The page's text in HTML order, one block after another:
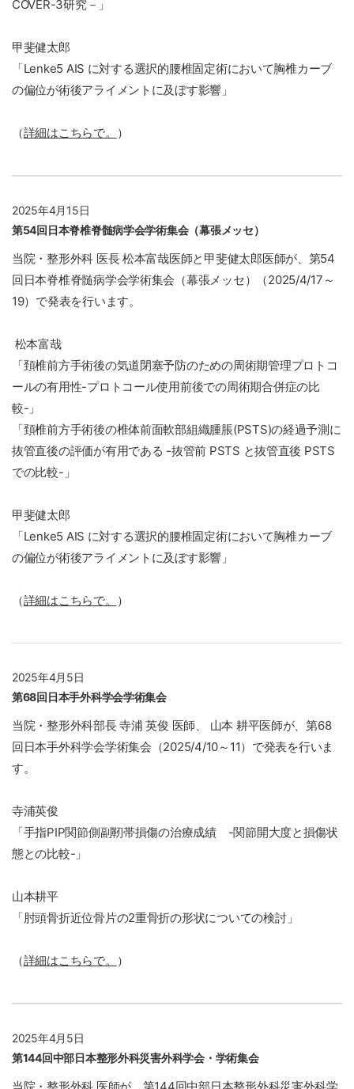
COVER-3研究－」
甲斐健太郎
「Lenke5 AIS に対する選択的腰椎固定術において胸椎カーブ
の偏位が術後アライメントに及ぼす影響」
（詳細はこちらで。 ）
2025年4月15日
第54回日本脊椎脊髄病学会学術集会（幕張メッセ）
当院・整形外科 医長 松本富哉医師と甲斐健太郎医師が、第54
回日本脊椎脊髄病学会学術集会（幕張メッセ）（2025/4/17～
19）で発表を行います。
松本富哉
「頚椎前方手術後の気道閉塞予防のための周術期管理プロトコ
ールの有用性-プロトコール使用前後での周術期合併症の比
較-」
「頚椎前方手術後の椎体前面軟部組織腫脹(PSTS)の経過予測に
抜管直後の評価が有用である -抜管前 PSTS と抜管直後 PSTS
での比較-」
甲斐健太郎
「Lenke5 AIS に対する選択的腰椎固定術において胸椎カーブ
の偏位が術後アライメントに及ぼす影響」
（詳細はこちらで。 ）
2025年4月5日
第68回日本手外科学会学術集会
当院・整形外科部長 寺浦 英俊 医師、 山本 耕平医師が、第68
回日本手外科学会学術集会（2025/4/10～11）で発表を行いま
す。
寺浦英俊
「手指PIP関節側副靭帯損傷の治療成績 -関節開大度と損傷状
態との比較-」
山本耕平
「肘頭骨折近位骨片の2重骨折の形状についての検討」
（詳細はこちらで。 ）
2025年4月5日
第144回中部日本整形外科災害外科学会・学術集会